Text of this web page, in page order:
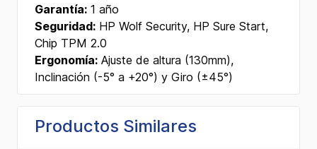
Garantía: 1 año
Seguridad: HP Wolf Security, HP Sure Start,
Chip TPM 2.0
Ergonomía: Ajuste de altura (130mm),
Inclinación (-5° a +20°) y Giro (±45°)
Productos Similares